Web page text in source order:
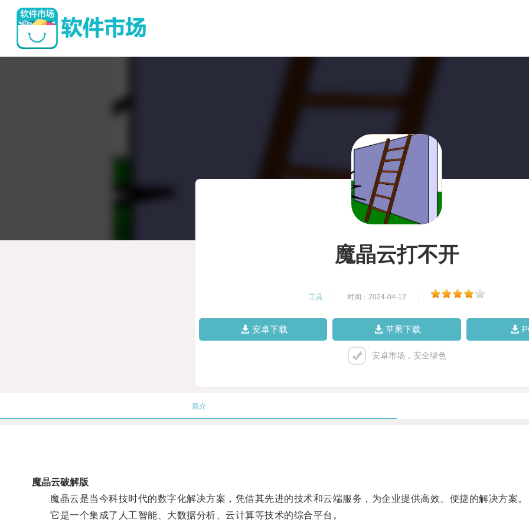
魔晶云打不开
工具 时间：2024-04-12
安卓下载 苹果下载
安卓市场，安全绿色
简介
魔晶云破解版
魔晶云是当今科技时代的数字化解决方案，凭借其先进的技术和云端服务，为企业提供高效、便捷的解决方案。
它是一个集成了人工智能、大数据分析、云计算等技术的综合平台。